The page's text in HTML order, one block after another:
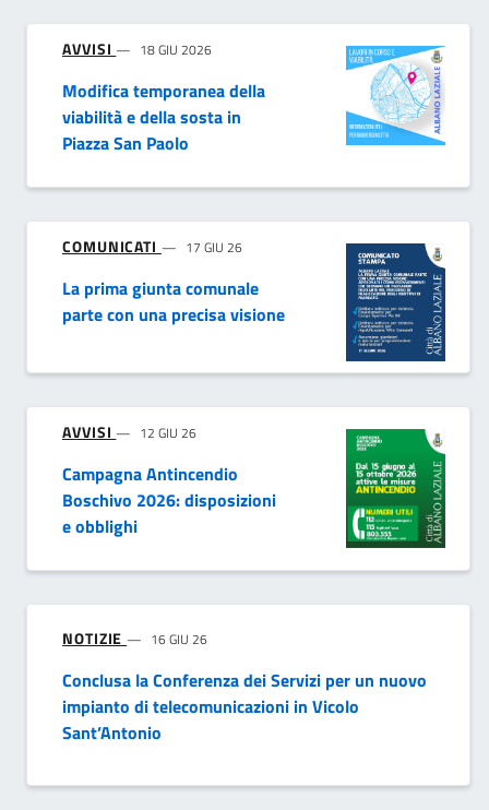
AVVISI 18 GIU 2026
Modifica temporanea della
viabilità e della sosta in
Piazza San Paolo
COMUNICATI 17 GIU 26
La prima giunta comunale
parte con una precisa visione
AVVISI 12 GIU 26
Campagna Antincendio
Boschivo 2026: disposizioni
e obblighi
NOTIZIE 16 GIU 26
Conclusa la Conferenza dei Servizi per un nuovo
impianto di telecomunicazioni in Vicolo
Sant’Antonio